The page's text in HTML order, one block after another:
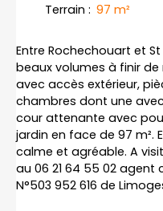
Terrain : 97 m²
Entre Rochechouart et
beaux volumes à finir
avec accès extérieur,
chambres dont une
cour attenante avec
jardin en face de 97 m².
calme et agréable. A
au 06 21 64 55 02 agent
N°503 952 616 de